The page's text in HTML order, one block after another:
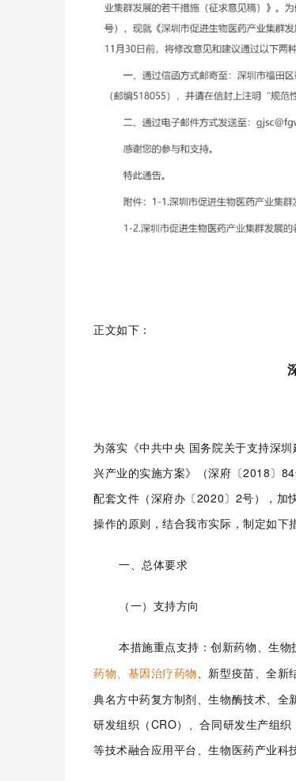
正文如下：
为落实《中共中央 国务院关于支持深
兴产业的实施方案》（深府〔2018〕
配套文件（深府办〔2020〕2号），加
操作的原则，结合我市实际，制定如下
一、总体要求
（一）支持方向
本措施重点支持：创新药物、生物
药物、基因治疗药物 、新型疫苗、全
典名方中药复方制剂、生物酶技术 、
研发组织（CRO）、合同研发生产组
等技术融合应用平台、生物医药产业科